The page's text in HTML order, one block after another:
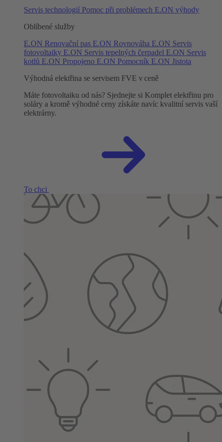
Servis technologií Pomoc při problémech E.ON výhody
Oblíbené služby
E.ON Renovační pas E.ON Rovnováha E.ON Servis
fotovoltaiky E.ON Servis tepelných čerpadel E.ON Servis
kotlů E.ON Propojeno E.ON Pomocník E.ON Jistota
Výhodná elektřina se servisem FVE v ceně
Máte fotovoltaiku od nás? Sjednejte si Komplet elektřinu pro
soláry a kromě výhodné ceny získáte navíc kvalitní servis vaší
elektrárny.
To chci